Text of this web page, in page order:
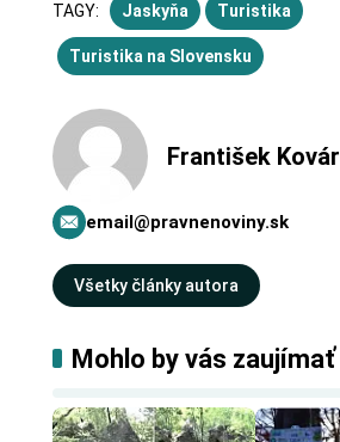
TAGY: Jaskyňa Turistika
Turistika na Slovensku
František Kovár
email@pravnenoviny.sk
Všetky články autora
Mohlo by vás zaujímať